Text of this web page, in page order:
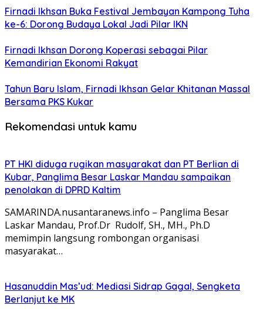
Firnadi Ikhsan Buka Festival Jembayan Kampong Tuha
ke-6: Dorong Budaya Lokal Jadi Pilar IKN
Firnadi Ikhsan Dorong Koperasi sebagai Pilar
Kemandirian Ekonomi Rakyat
Tahun Baru Islam, Firnadi Ikhsan Gelar Khitanan Massal
Bersama PKS Kukar
Rekomendasi untuk kamu
PT HKI diduga rugikan masyarakat dan PT Berlian di
Kubar, Panglima Besar Laskar Mandau sampaikan
penolakan di DPRD Kaltim
SAMARINDA.nusantaranews.info – Panglima Besar
Laskar Mandau, Prof.Dr Rudolf, SH., MH., Ph.D
memimpin langsung rombongan organisasi
masyarakat…
Hasanuddin Mas’ud: Mediasi Sidrap Gagal, Sengketa
Berlanjut ke MK